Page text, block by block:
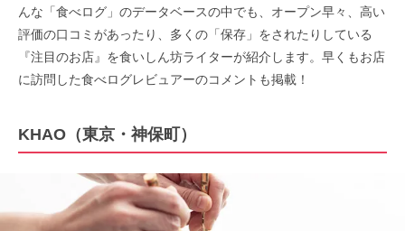
んな「食べログ」のデータベースの中でも、オープン早々、高い
評価の口コミがあったり、多くの「保存」をされたりしている
『注目のお店』を食いしん坊ライターが紹介します。早くもお店
に訪問した食べログレビュアーのコメントも掲載！
KHAO（東京・神保町）